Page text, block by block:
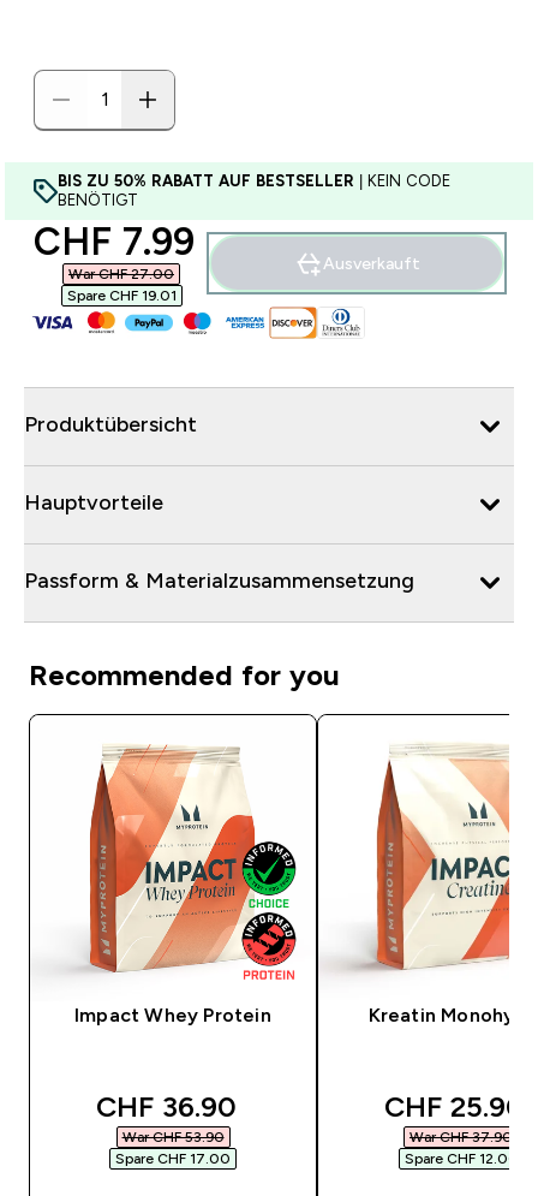
BIS ZU 50% RABATT AUF BESTSELLER | KEIN CODE
BENÖTIGT
discounted price
CHF 7.99‎
War CHF 27.00‎
Spare CHF 19.01‎
Ausverkauft
Produktübersicht
Hauptvorteile
Passform & Materialzusammensetzung
Recommended for you
Impact Whey Protein
discounted price
CHF 36.90‎
War CHF 53.90‎
Spare CHF 17.00‎
Kreatin
discounted
CHF 25.90‎
War CHF 37.90‎
Spare CHF 12.00‎